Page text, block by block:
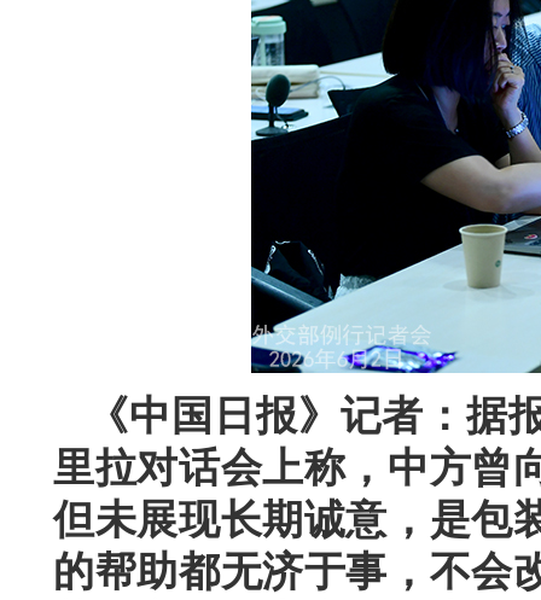
《中国日报》记者：据
里拉对话会上称，中方曾
但未展现长期诚意，是包
的帮助都无济于事，不会